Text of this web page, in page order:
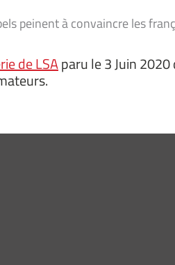
peinent à convaincre les
de LSAparu le 3 Juin